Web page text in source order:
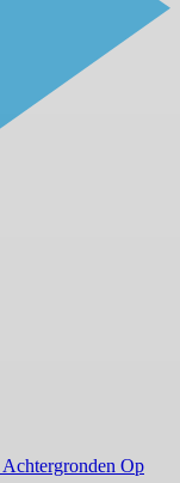
Achtergronden Op